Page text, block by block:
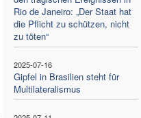
Rio de Janeiro: „Der Staat hat
die Pflicht zu schützen, nicht
zu töten“
2025-07-16
Gipfel in Brasilien steht für
Multilateralismus